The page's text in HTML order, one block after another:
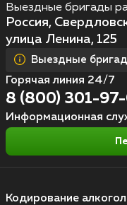
Кодирование
Выездные бригады
Россия,
улица Ленина, 125
Выездные
Горячая линия 24/7
8 (800) 301-
Информационная